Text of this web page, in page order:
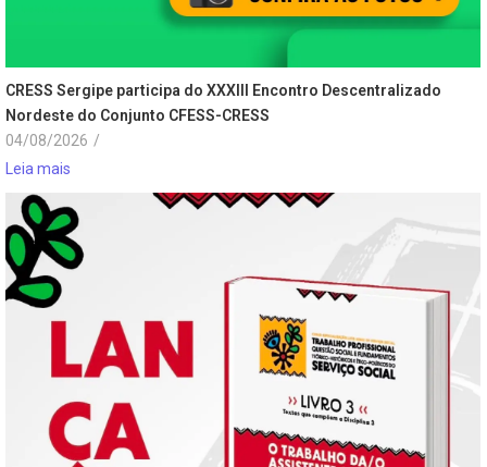
CRESS Sergipe participa do XXXIII Encontro Descentralizado
Nordeste do Conjunto CFESS-CRESS
04/08/2026 /
Leia mais